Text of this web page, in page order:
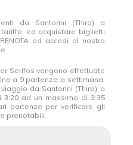
da Santorini (Thira) a
tariffe, ed acquistare biglietti
ed accedi al nostro
Serifos vengono effettuate
a 9 partenze a settimana.
da Santorini (Thira) a
ad un massimo di 3:35
partenze per verificare gli
prenotabili.